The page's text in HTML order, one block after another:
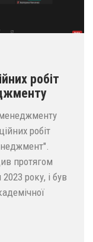
робіт
робіт
протягом
року, і був